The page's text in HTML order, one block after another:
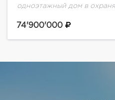
одноэтажный дом в
коммуникации
74'900'000